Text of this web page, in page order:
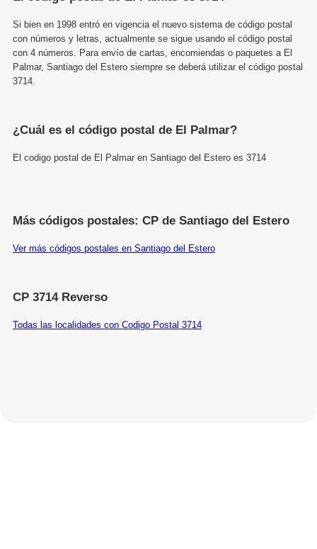
Si bien en 1998 entró en vigencia el nuevo sistema de código postal
con números y letras, actualmente se sigue usando el código postal
con 4 números. Para envío de cartas, encomiendas o paquetes a El
Palmar, Santiago del Estero siempre se deberá utilizar el código postal
3714.
¿Cuál es el código postal de El Palmar?
El codigo postal de El Palmar en Santiago del Estero es 3714
Más códigos postales: CP de Santiago del Estero
Ver más códigos postales en Santiago del Estero
CP 3714 Reverso
Todas las localidades con Codigo Postal 3714